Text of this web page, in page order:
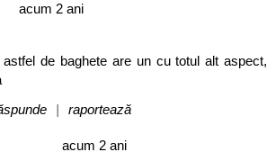
acum 2 ani
de baghete are un cu totul alt aspect,
| raportează
acum 2 ani